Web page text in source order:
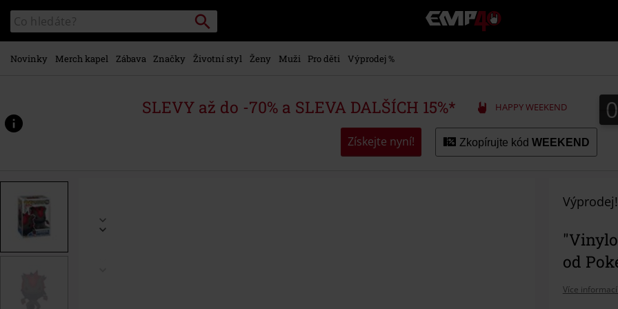
hlavnímu
obsahu
Katalog
vyhledávání
Vyhledávání
EMP
-
Hudba,
Merch
hráče,
Alternativní
Novinky Merch kapel Zábava Značky Životní styl Ženy Muži Pro děti Výprodej %
SLEVY až do -70% a SLEVA DALŠÍCH 15%* HAPPY WEEKEND 0
0
Získejte nyní! Zkopírujte kód WEEKEND
www.emp-
p/vinylov%C3%A1-
592100St.html
Výprodej!
od
Více